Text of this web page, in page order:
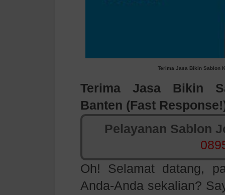
Terima Jasa Bikin Sablon
Terima Jasa Bikin
Banten (Fast
Pelayanan Sablon
Oh! Selamat datang,
Anda-Anda sekalian?